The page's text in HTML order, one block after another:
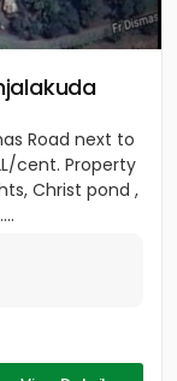
Road next to
cent. Property
Christ pond ,